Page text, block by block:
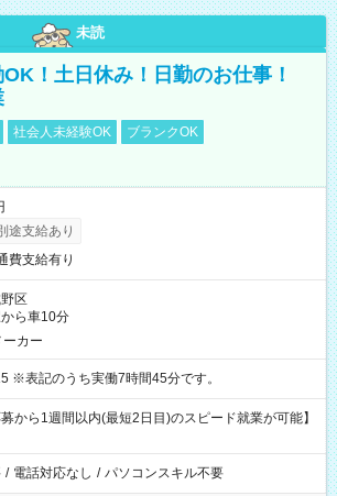
未読
！土日休み！日勤のお仕事！
社会人未経験OK
ブランクOK
途支給あり
費支給有り
区
ら車10分
カー
8:30～17:15 ※表記のうち実働7時間45分です。
から1週間以内(最短2日目)のスピード就業が可能】
/ 電話対応なし / パソコンスキル不要